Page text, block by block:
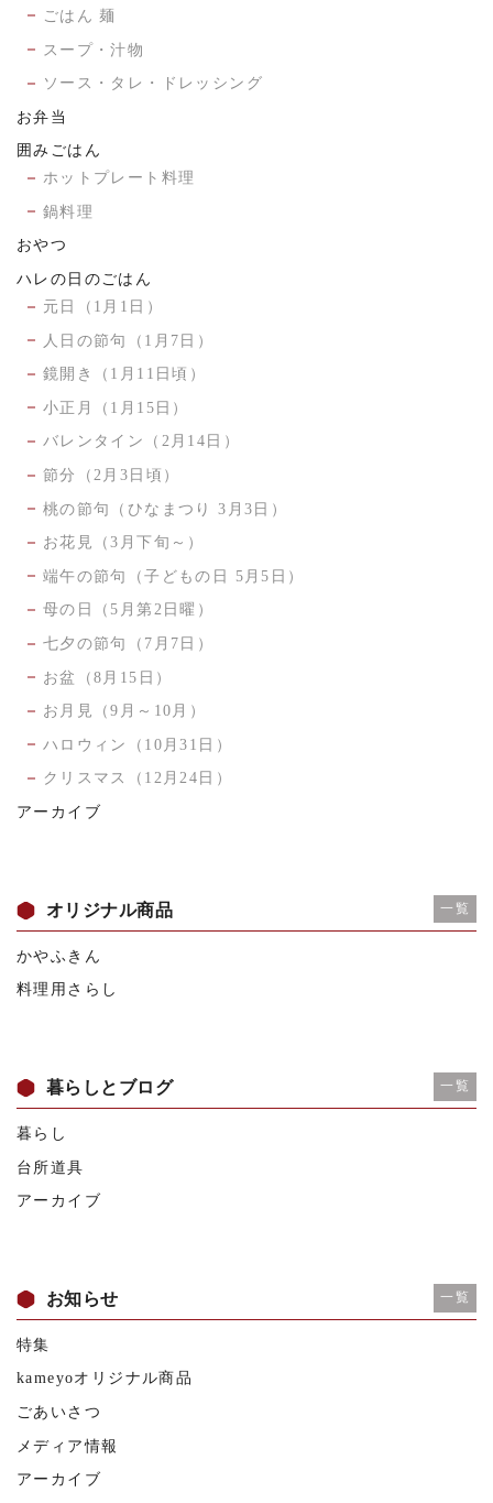
ごはん 麺
スープ・汁物
ソース・タレ・ドレッシング
お弁当
囲みごはん
ホットプレート料理
鍋料理
おやつ
ハレの日のごはん
元日（1月1日）
人日の節句（1月7日）
鏡開き（1月11日頃）
小正月（1月15日）
バレンタイン（2月14日）
節分（2月3日頃）
桃の節句（ひなまつり 3月3日）
お花見（3月下旬～）
端午の節句（子どもの日 5月5日）
母の日（5月第2日曜）
七夕の節句（7月7日）
お盆（8月15日）
お月見（9月～10月）
ハロウィン（10月31日）
クリスマス（12月24日）
アーカイブ
オリジナル商品 一覧
かやふきん
料理用さらし
暮らしとブログ 一覧
暮らし
台所道具
アーカイブ
お知らせ 一覧
特集
kameyoオリジナル商品
ごあいさつ
メディア情報
アーカイブ